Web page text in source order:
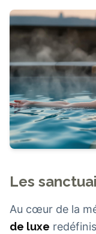
Les
Au cœur de la
de luxe